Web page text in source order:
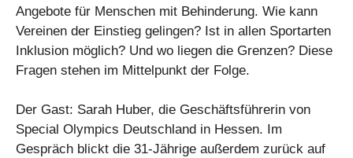
Angebote für Menschen mit Behinderung. Wie kann
Vereinen der Einstieg gelingen? Ist in allen Sportarten
Inklusion möglich? Und wo liegen die Grenzen? Diese
Fragen stehen im Mittelpunkt der Folge.
Der Gast: Sarah Huber, die Geschäftsführerin von
Special Olympics Deutschland in Hessen. Im
Gespräch blickt die 31-Jährige außerdem zurück auf